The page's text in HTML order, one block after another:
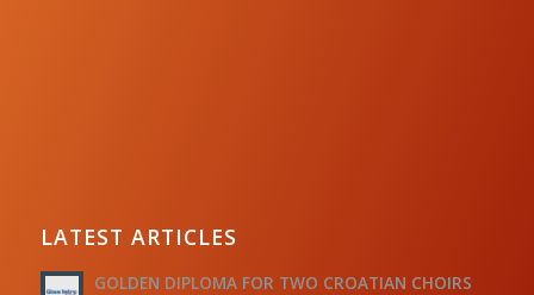
LATEST ARTICLES
GOLDEN DIPLOMA FOR TWO CROATIAN CHOIRS